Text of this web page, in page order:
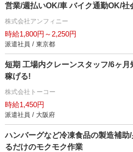
営業/週払いOK/車 バイク通勤OK/社
株式会社アンフィニー
時給1,800円～2,250円
派遣社員 / 東京都
短期 工場内クレーンスタッフ/6ヶ月
稼げる!
株式会社トーコー
時給1,450円
派遣社員 / 大阪府
ハンバーグなど冷凍食品の製造補助
るだけのモクモク作業